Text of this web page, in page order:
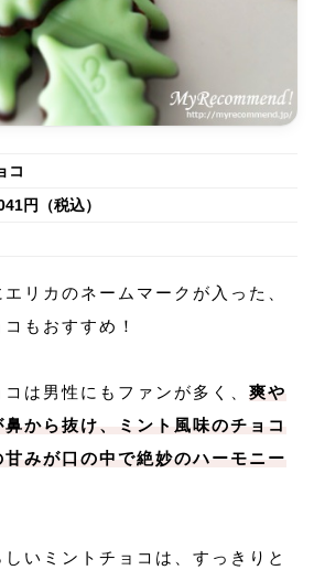
コ
円（税込）
リカのネームマークが入った、
もおすすめ！
は男性にもファンが多く、 爽や
から抜け、ミント風味のチョコ
みが口の中で絶妙のハーモニー
いミントチョコは、すっきりと